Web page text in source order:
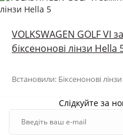
VOLKSWAGEN GOLF VI
біксенонові лінзи Hella
Встановили: Біксенонові
Слідкуйте за